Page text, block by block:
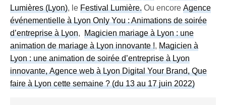
Lumières (Lyon), leFestival Lumière. Ou encoreAgence
événementielle à Lyon Only You : Animations de soirée
d’entreprise à Lyon,Magicien mariage à Lyon : une
animation de mariage à Lyon innovante !,Magicien à
Lyon : une animation de soirée d’entreprise à Lyon
innovante, Agence web à Lyon Digital Your Brand,Que
faire à Lyon cette semaine ? (du 13 au 17 juin 2022)